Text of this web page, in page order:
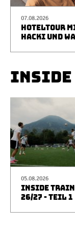
07.08.2026
HOTELTOUR
HACKI UND
INSIDE
05.08.2026
INSIDE
26/27 - TEIL 1